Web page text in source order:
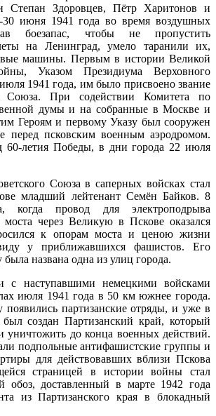
Степан Здоровцев, Пётр Харитонов и
июня 1941 года во время воздушных
боезапас, чтобы не пропустить
на Ленинград, умело таранили их,
машины. Первым в истории Великой
Указом Президиума Верховного
1941 года, им было присвоено звание
Союза. При содействии Комитета по
думы и на собранные в Москве и
Героям и первому Указу был сооружен
перед псковским военным аэродромом.
60-летия Победы, в дни города 22 июля
Союза в саперных войсках стал
младший лейтенант Семён Байков. 8
когда провод для электроподрыва
моста через Великую в Пскове оказался
к опорам моста и ценою жизни
у приближавшихся фашистов. Его
названа одна из улиц города.
с наступавшими немецкими войсками
июля 1941 года в 50 км южнее города.
появились партизанские отряды, и уже в
был создан Партизанский край, который
уничтожить до конца военных действий.
подпольные антифашистские группы и
для действовавших вблизи Пскова
страницей в истории войны стал
обоз, доставленный в марте 1942 года
из Партизанского края в блокадный